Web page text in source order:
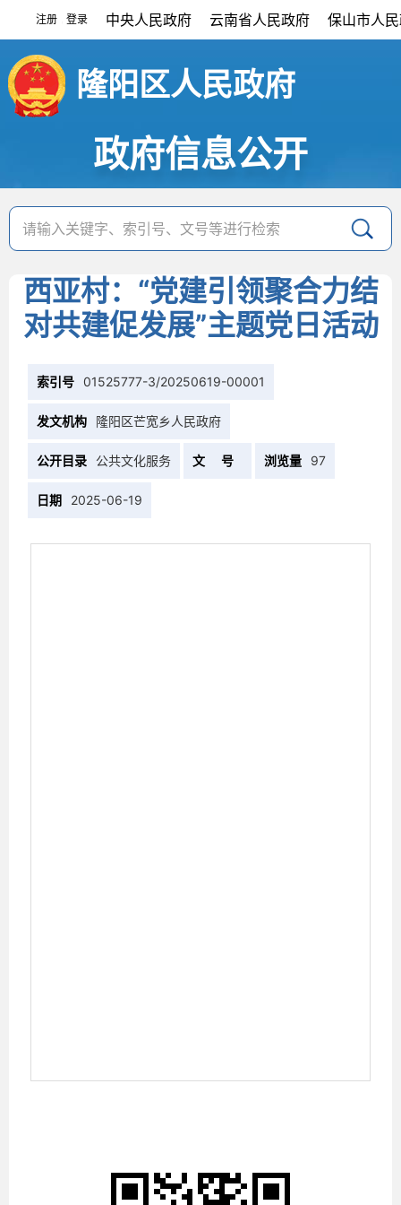
注册 登录 中央人民政府 云南省人民政府 保山市人
隆阳区人民政府
政府信息公开
西亚村：“党建引领聚合力结
对共建促发展”主题党日活动
索引号 01525777-3/20250619-00001
发文机构 隆阳区芒宽乡人民政府
公开目录 公共文化服务 文 号 浏览量 97
日期 2025-06-19